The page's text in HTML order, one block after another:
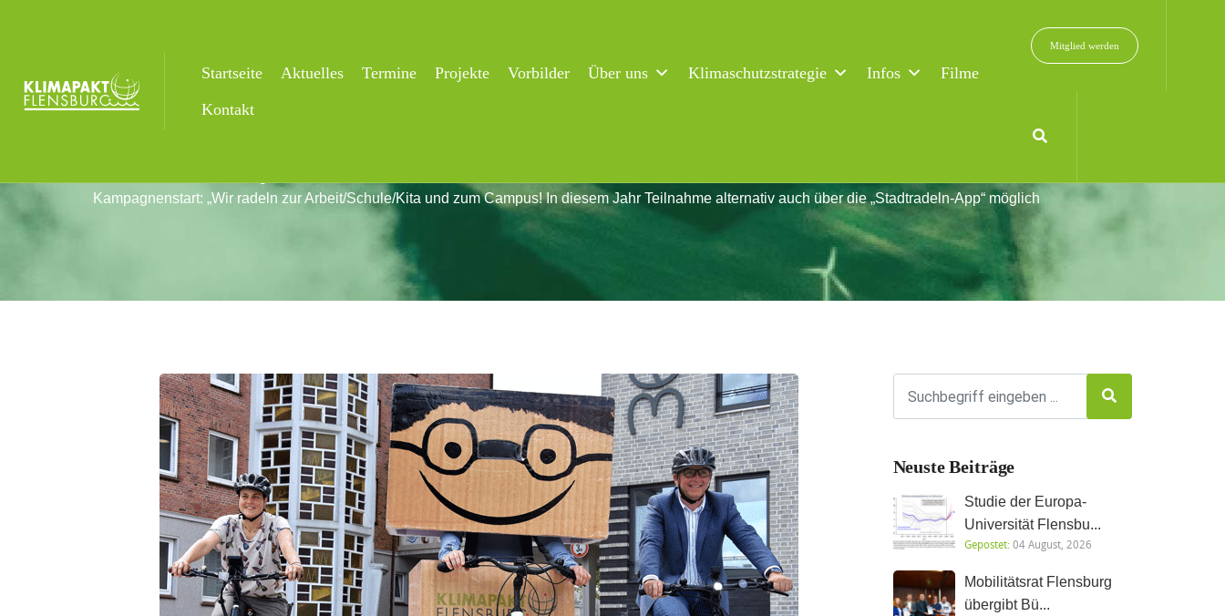
Startseite Aktuelles Termine Projekte Vorbilder Über uns Klimaschutzstrategie Infos
Filme
Kontakt
Mitglied werden
Aktuelles
Kampagnenstart: „Wir radeln zur Arbeit/Schule/Kita und zum Campus! In diesem Jahr Teilnahme alternativ auch über die „Stadtradeln-App“ möglich
Neuste Beiträge
Studie der Europa-
Universität Flensbu...
Gepostet:04 August, 2026
Mobilitätsrat Flensburg
übergibt Bü...